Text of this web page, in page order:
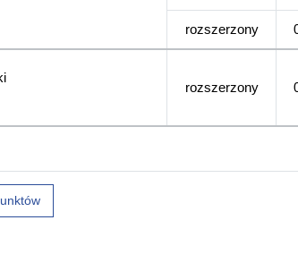
rozszerzony
rozszerzony